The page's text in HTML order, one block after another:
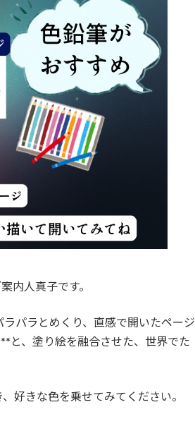
内人真子です。
パラとめくり、直感で開いたページ
と、塗り絵を融合させた、世界でた
好きな色を乗せてみてください。